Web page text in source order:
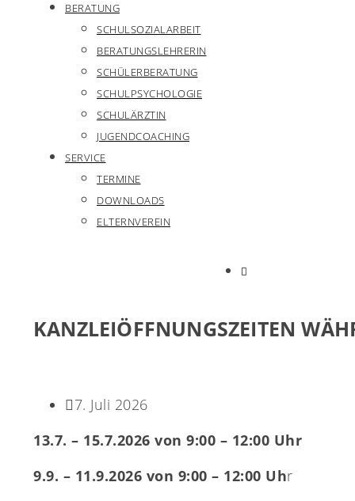
BERATUNG
SCHULSOZIALARBEIT
BERATUNGSLEHRERIN
SCHÜLERBERATUNG
SCHULPSYCHOLOGIE
SCHULÄRZTIN
JUGENDCOACHING
SERVICE
TERMINE
DOWNLOADS
ELTERNVEREIN
KANZLEIÖFFNUNGSZEITEN
7. Juli 2026
13.7. – 15.7.2026 von 9:00 – 12:00 Uhr
9.9. – 11.9.2026 von 9:00 – 12:00 Uhr